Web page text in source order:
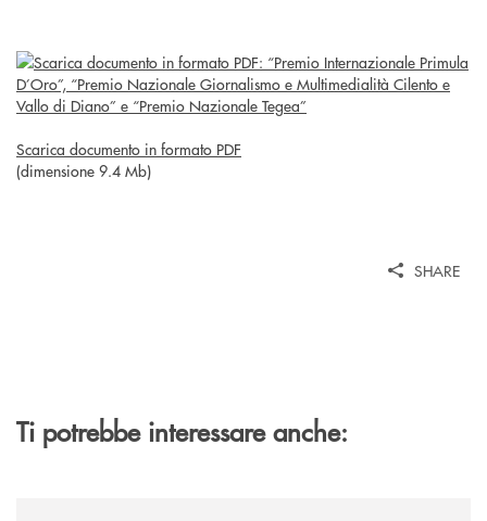
Scarica documento in formato PDF
(dimensione 9.4 Mb)
SHARE
Ti potrebbe interessare anche: